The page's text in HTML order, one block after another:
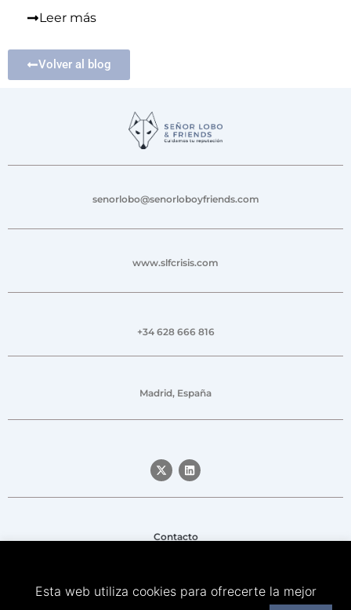
Leer más
Volver al blog
senorlobo@senorloboyfriends.com
www.slfcrisis.com
+34 628 666 816
Madrid, España
Contacto
Política de privacidad
Esta web utiliza cookies para ofrecerte la mejor